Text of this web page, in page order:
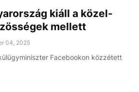
kiáll a közel-
mellett
04, 2025
Facebookon közzétett